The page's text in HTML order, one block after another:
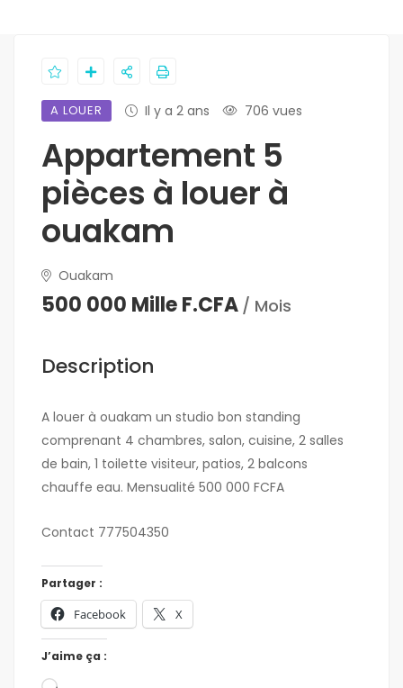
A LOUER Il y a 2 ans 706 vues
Appartement 5
pièces à louer à
ouakam
Ouakam
500 000 Mille F.CFA / Mois
Description
A louer à ouakam un studio bon standing
comprenant 4 chambres, salon, cuisine, 2 salles
de bain, 1 toilette visiteur, patios, 2 balcons
chauffe eau. Mensualité 500 000 FCFA
Contact 777504350
Partager :
Facebook X
J’aime ça :